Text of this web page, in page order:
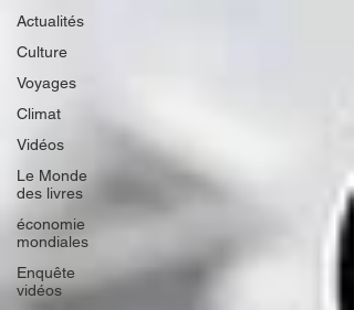
Actualités
Culture
Voyages
Climat
Vidéos
Le Monde
des livres
économie
mondiales
Enquête
vidéos